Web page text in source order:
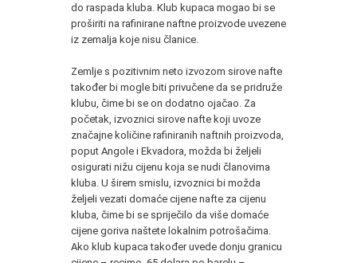
do raspada kluba. Klub kupaca mogao bi se
proširiti na rafinirane naftne proizvode uvezene
iz zemalja koje nisu članice.
Zemlje s pozitivnim neto izvozom sirove nafte
također bi mogle biti privučene da se pridruže
klubu, čime bi se on dodatno ojačao. Za
početak, izvoznici sirove nafte koji uvoze
značajne količine rafiniranih naftnih proizvoda,
poput Angole i Ekvadora, možda bi željeli
osigurati nižu cijenu koja se nudi članovima
kluba. U širem smislu, izvoznici bi možda
željeli vezati domaće cijene nafte za cijenu
kluba, čime bi se spriječilo da više domaće
cijene goriva naštete lokalnim potrošačima.
Ako klub kupaca također uvede donju granicu